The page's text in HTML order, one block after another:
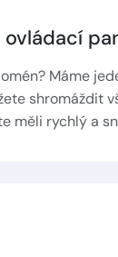
Máme
shromáždit
měli rychlý a